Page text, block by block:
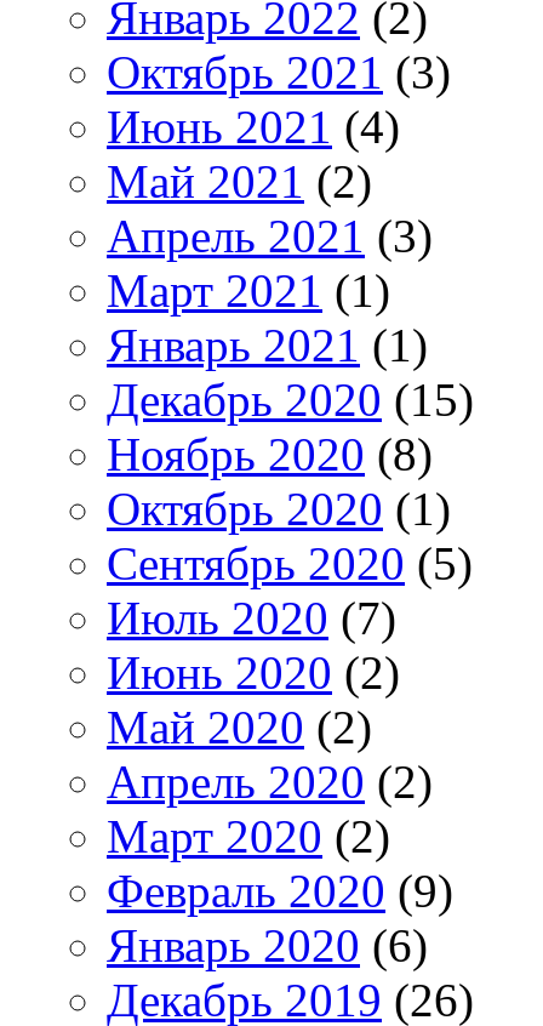
Январь 2022 (2)
Октябрь 2021 (3)
Июнь 2021 (4)
Май 2021 (2)
Апрель 2021 (3)
Март 2021 (1)
Январь 2021 (1)
Декабрь 2020 (15)
Ноябрь 2020 (8)
Октябрь 2020 (1)
Сентябрь 2020 (5)
Июль 2020 (7)
Июнь 2020 (2)
Май 2020 (2)
Апрель 2020 (2)
Март 2020 (2)
Февраль 2020 (9)
Январь 2020 (6)
Декабрь 2019 (26)